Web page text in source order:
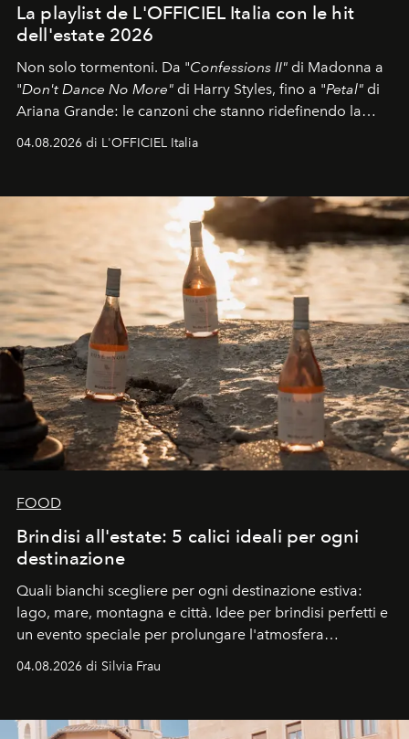
La playlist de L'OFFICIEL Italia con le hit
dell'estate 2026
Non solo tormentoni. Da "Confessions II" di Madonna a
"Don't Dance No More" di Harry Styles, fino a "Petal" di
Ariana Grande: le canzoni che stanno ridefinendo la
04.08.2026 di L'OFFICIEL Italia
FOOD
Brindisi all'estate: 5 calici ideali per ogni
destinazione
Quali bianchi scegliere per ogni destinazione estiva:
lago, mare, montagna e città. Idee per brindisi perfetti e
un evento speciale per prolungare l'atmosfera
04.08.2026 di Silvia Frau